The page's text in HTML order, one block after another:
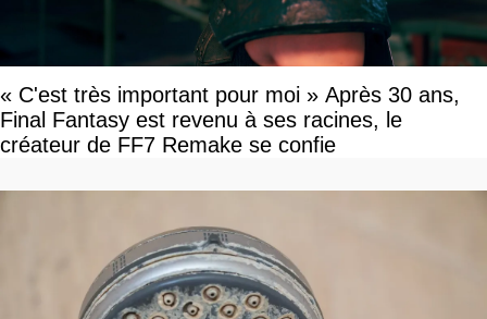
« C'est très important pour moi » Après 30 ans,
Final Fantasy est revenu à ses racines, le
créateur de FF7 Remake se confie